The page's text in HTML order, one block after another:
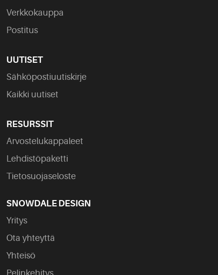
Verkkokauppa
Postitus
UUTISET
Sähköpostiuutiskirje
Kaikki uutiset
RESURSSIT
Arvostelukappaleet
Lehdistöpaketti
Tietosuojaseloste
SNOWDALE DESIGN
Yritys
Ota yhteyttä
Yhteisö
Pelinkehitys